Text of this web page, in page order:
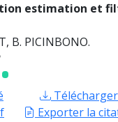
estimation et
B. PICINBONO.
Exporter la